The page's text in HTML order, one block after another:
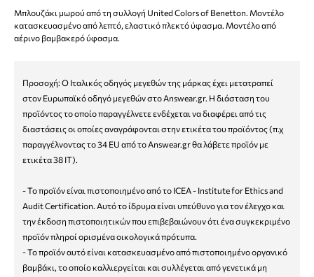
Μπλουζάκι μωρού από τη συλλογή United Colors of Benetton. Μοντέλο
κατασκευασμένο από λεπτό, ελαστικό πλεκτό ύφασμα. Μοντέλο από
αέρινο βαμβακερό ύφασμα.
Προσοχή: Ο Ιταλικός οδηγός μεγεθών της μάρκας έχει μετατραπεί
στον Ευρωπαϊκό οδηγό μεγεθών στο Answear.gr. H διάσταση του
προϊόντος το οποίο παραγγέλνετε ενδέχεται να διαφέρει από τις
διαστάσεις οι οποίες αναγράφονται στην ετικέτα του προϊόντος (π.χ
παραγγέλνοντας το 34 EU από το Answear.gr θα λάβετε προϊόν με
ετικέτα 38 ΙΤ).
- Το προϊόν είναι πιστοποιημένο από το ICEA - Institute for Ethics and
Audit Certification. Αυτό το ίδρυμα είναι υπεύθυνο για τον έλεγχο και
την έκδοση πιστοποιητικών που επιβεβαιώνουν ότι ένα συγκεκριμένο
προϊόν πληροί ορισμένα οικολογικά πρότυπα.
- Το προϊόν αυτό είναι κατασκευασμένο από πιστοποιημένο οργανικό
βαμβάκι, το οποίο καλλιεργείται και συλλέγεται από γενετικά μη